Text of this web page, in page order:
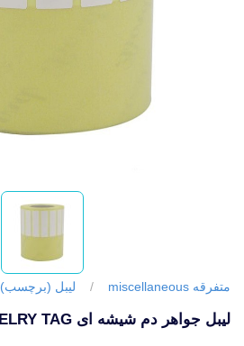
متفرقه miscellaneous / لیبل (برچسب)
لیبل جواهر دم شیشه ای JEWELRY TAG